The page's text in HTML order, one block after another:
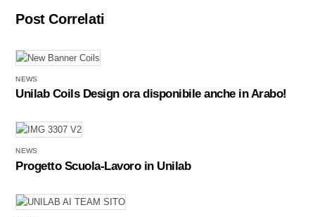
Post Correlati
NEWS
Unilab Coils Design ora disponibile anche in Arabo!
NEWS
Progetto Scuola-Lavoro in Unilab